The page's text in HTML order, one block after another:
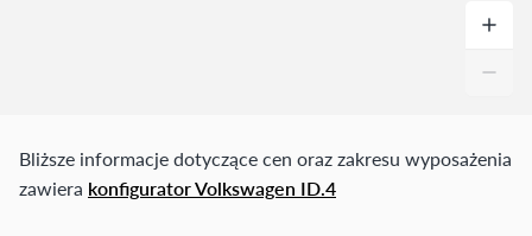
Bliższe informacje dotyczące cen oraz zakresu wyposażenia
zawiera konfigurator Volkswagen ID.4